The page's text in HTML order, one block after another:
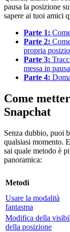
pausa la posizione
sapere ai tuoi amici
Parte 1:
Parte 2:
propria
Parte 3:
messa in pausa
Parte 4:
Come
Snapchat
Senza dubbio, puoi
qualsiasi momento.
sai quale metodo è
panoramica:
Metodi
Usare la modalità
fantasma
Modifica della
della posizione